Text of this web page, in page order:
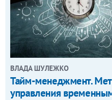
ВЛАДА ШУЛЕЖКО
Тайм-менеджмент.
управления